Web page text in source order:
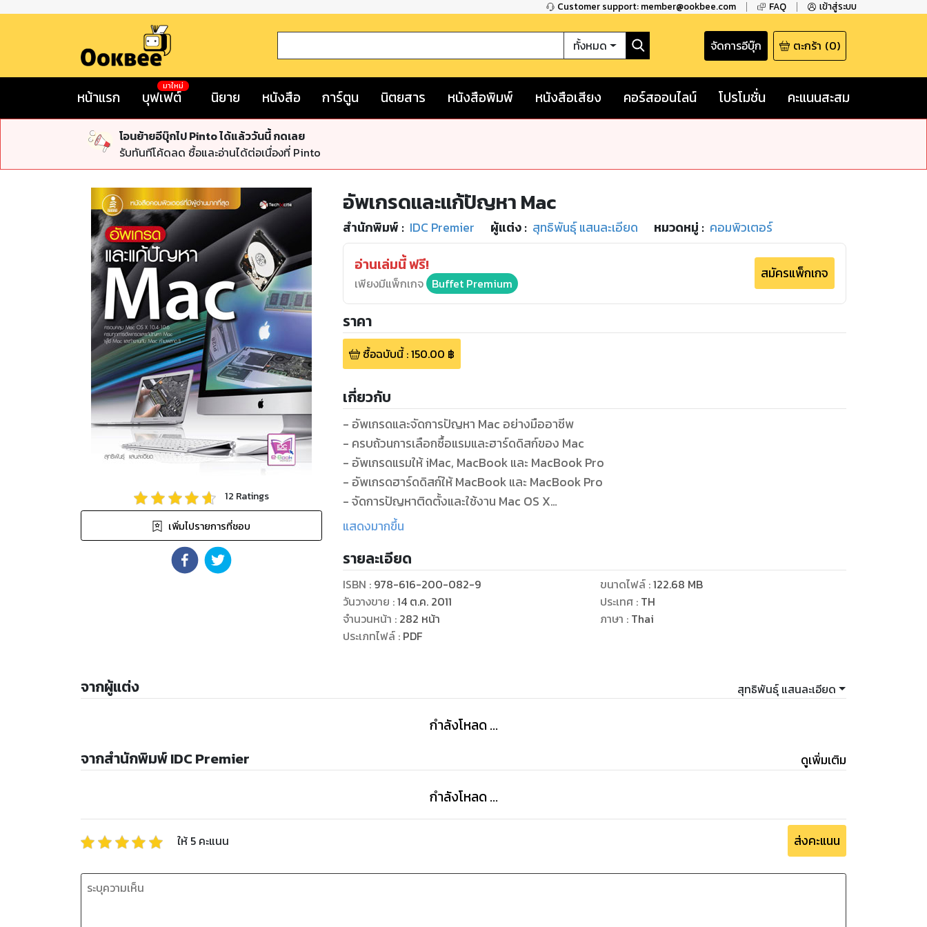
Customer support: member@ookbee.com FAQ เข้าสู่ระบบ
ทั้งหมด จัดการอีบุ๊ก ตะกร้า (0)
หน้าแรก บุฟเฟต์
มาใหม่
นิยาย หนังสือ การ์ตูน นิตยสาร หนังสือพิมพ์ หนังสือเสียง คอร์สออนไลน์ โปรโมชั่น คะแนนสะสม
โอนย้ายอีบุ๊กไป Pinto ได้แล้ววันนี้ กดเลย
รับทันทีโค้ดลด ซื้อและอ่านได้ต่อเนื่องที่ Pinto
12 Ratings
เพิ่มไปรายการที่ชอบ
อัพเกรดและแก้ปัญหา Mac
สำนักพิมพ์ : IDC Premier ผู้แต่ง : สุทธิพันธุ์ แสนละเอียด หมวดหมู่ : คอมพิวเตอร์
อ่านเล่มนี้ ฟรี!
เพียงมีแพ็กเกจ Buffet Premium
สมัครแพ็กเกจ
ราคา
ซื้อฉบับนี้:150.00 ฿
เกี่ยวกับ
- อัพเกรดและจัดการปัญหา Mac อย่างมืออาชีพ
- ครบถ้วนการเลือกซื้อแรมและฮาร์ดดิสก์ของ Mac
- อัพเกรดแรมให้ iMac, MacBook และ MacBook Pro
- อัพเกรดฮาร์ดดิสก์ให้ MacBook และ MacBook Pro
- จัดการปัญหาติดตั้งและใช้งาน Mac OS X
- พาร์ติชันและโคลนฮาร์ดดิสก์ด้วย Disk Utility
- กู้ไฟล์จาก Mac เครื่องอื่น และ Time Machine
- ใช้งาน Remote Disc อย่างมืออาชีพ
- อ่าน/เขียนพาร์ติชัน NTFS ด้วย NTFS-3G
- Windows XP/Vista & 7 ด้วย Boot Camp
แสดงมากขึ้น
รายละเอียด
ISBN : 978-616-200-082-9
วันวางขาย :14 ต.ค. 2011
จำนวนหน้า : 282 หน้า
ประเภทไฟล์: PDF
ขนาดไฟล์:122.68 MB
ประเทศ : TH
ภาษา : Thai
จากผู้แต่ง สุทธิพันธุ์ แสนละเอียด
กำลังโหลด ...
จากสำนักพิมพ์ IDC Premier ดูเพิ่มเติม
กำลังโหลด ...
ให้ 5 คะแนน ส่งคะแนน